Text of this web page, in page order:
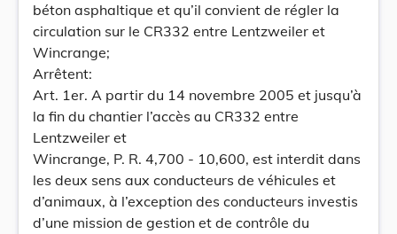
béton asphaltique et qu’il convient de régler la
circulation sur le CR332 entre Lentzweiler et
Wincrange;
Arrêtent:
Art. 1er. A partir du 14 novembre 2005 et jusqu’à
la fin du chantier l’accès au CR332 entre
Lentzweiler et
Wincrange, P. R. 4,700 - 10,600, est interdit dans
les deux sens aux conducteurs de véhicules et
d’animaux, à l’exception des conducteurs investis
d’une mission de gestion et de contrôle du